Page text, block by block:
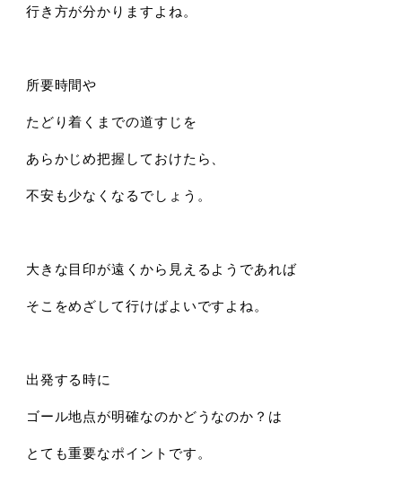
行き方が分かりますよね。
所要時間や
たどり着くまでの道すじを
あらかじめ把握しておけたら、
不安も少なくなるでしょう。
大きな目印が遠くから見えるようであれば
そこをめざして行けばよいですよね。
出発する時に
ゴール地点が明確なのかどうなのか？は
とても重要なポイントです。